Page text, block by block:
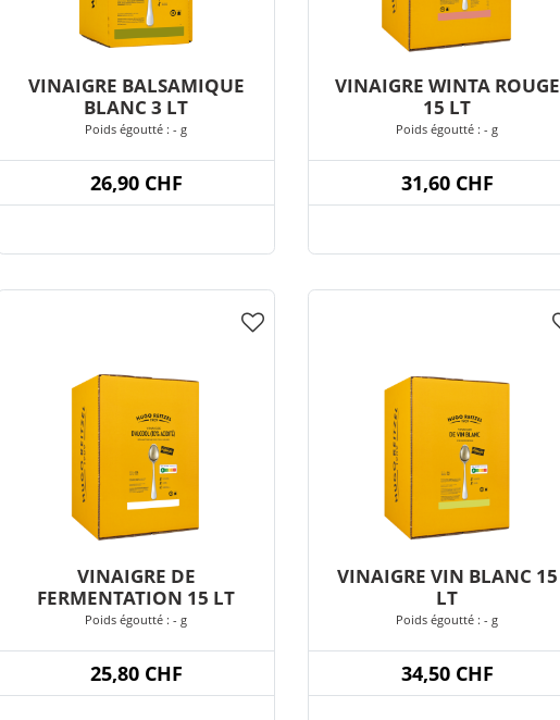
VINAIGRE BALSAMIQUE
BLANC 3 LT
Poids égoutté : - g
26,90 CHF
VINAIGRE WINTA ROUGE
15 LT
Poids égoutté : - g
31,60 CHF
VINAIGRE DE
FERMENTATION 15 LT
Poids égoutté : - g
25,80 CHF
VINAIGRE VIN BLANC 15
LT
Poids égoutté : - g
34,50 CHF